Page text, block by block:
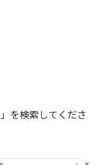
を検索してくださ